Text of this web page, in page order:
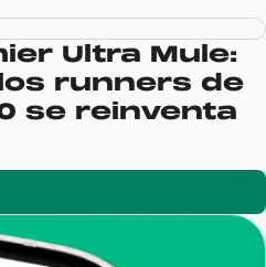
Ultra Mule:
runners de
se reinventa